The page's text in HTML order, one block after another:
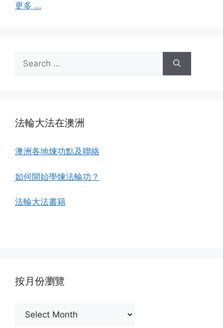
更多 …
Search
for:
法輪大法在澳洲
澳洲各地煉功點及聯絡
如何開始學煉法輪功？
法輪大法書籍
按月份瀏覽